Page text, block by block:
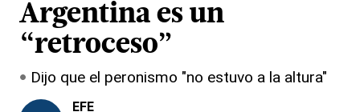
Argentina es un
“retroceso”
Dijo que el peronismo "no estuvo a la altura"
EFE